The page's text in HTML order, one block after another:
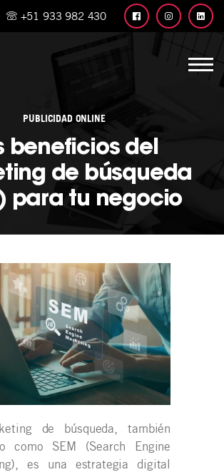
+51 933 982 430
PUBLICIDAD ONLINE
beneficios del
de búsqueda
para tu negocio
de búsqueda, también
como SEM (Search Engine
es una estrategia digital